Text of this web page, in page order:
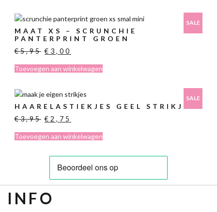
SALE
MAAT XS – SCRUNCHIE
PANTERPRINT GROEN
€5,95 Oorspronkelijke
was:
€ 3,00
is:
Toevoegen aan winkelwagen
SALE
HAARELASTIEKJES GEEL STRIKJE
€3,95 Oorspronkelijke
was:
€ 2,75
is:
Toevoegen aan winkelwagen
INFO